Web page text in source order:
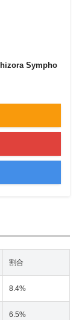
Sympho
割合
8.4%
6.5%